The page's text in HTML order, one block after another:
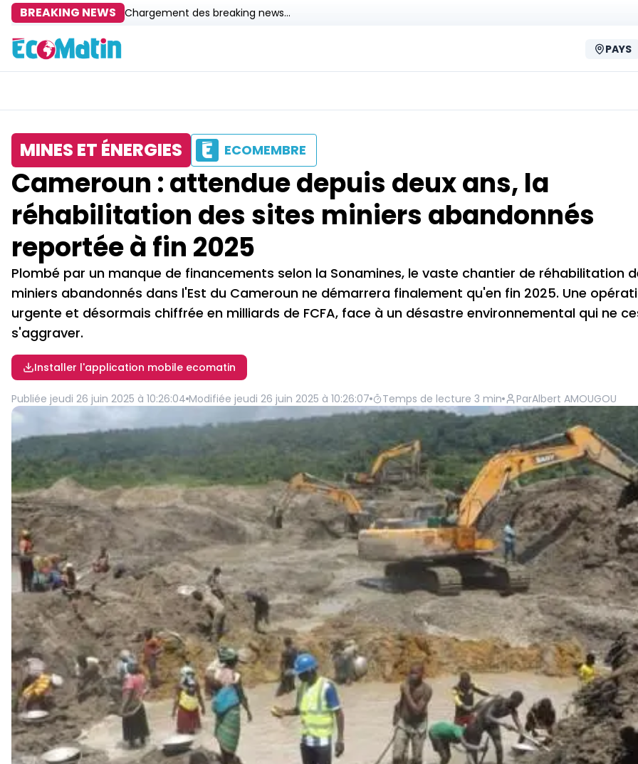
BREAKING NEWS Chargement des breaking news...
PAYS
MINES ET ÉNERGIES ECOMEMBRE
Cameroun : attendue depuis deux ans, la
réhabilitation des sites miniers abandonnés
reportée à fin 2025
Plombé par un manque de financements selon la Sonamines, le vaste chantier de réhabilitation
miniers abandonnés dans l'Est du Cameroun ne démarrera finalement qu'en fin 2025. Une
urgente et désormais chiffrée en milliards de FCFA, face à un désastre environnemental qui ne
s'aggraver.
Installer l'application mobile ecomatin
Publiée jeudi 26 juin 2025 à 10:26:04 Modifiée jeudi 26 juin 2025 à 10:26:07 Temps de lecture 3 min ParAlbert AMOUGOU